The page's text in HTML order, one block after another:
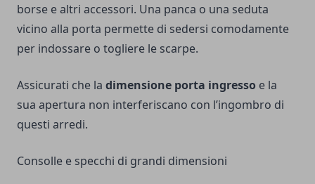
borse e altri accessori. Una panca o una seduta
vicino alla porta permette di sedersi comodamente
per indossare o togliere le scarpe.
Assicurati che la dimensione porta ingresso e la
sua apertura non interferiscano con l’ingombro di
questi arredi.
Consolle e specchi di grandi dimensioni